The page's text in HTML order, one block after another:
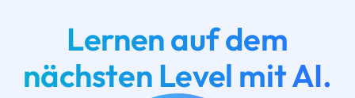
Lernen auf dem
nächsten Level mit AI.